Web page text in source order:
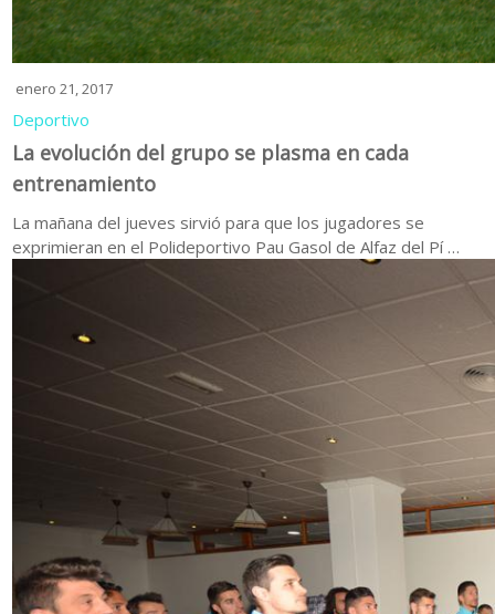
enero 21, 2017
Deportivo
La evolución del grupo se plasma en cada
entrenamiento
La mañana del jueves sirvió para que los jugadores se
exprimieran en el Polideportivo Pau Gasol de Alfaz del Pí …